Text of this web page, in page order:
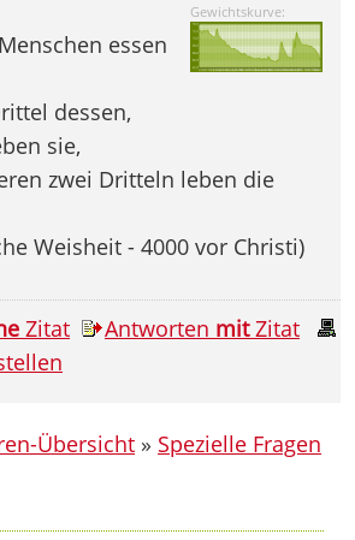
Gewichtskurve:
essen
dessen,
sie,
zwei Dritteln leben die
Weisheit - 4000 vor Christi)
Zitat Antworten mitZitat
Übersicht » Spezielle Fragen